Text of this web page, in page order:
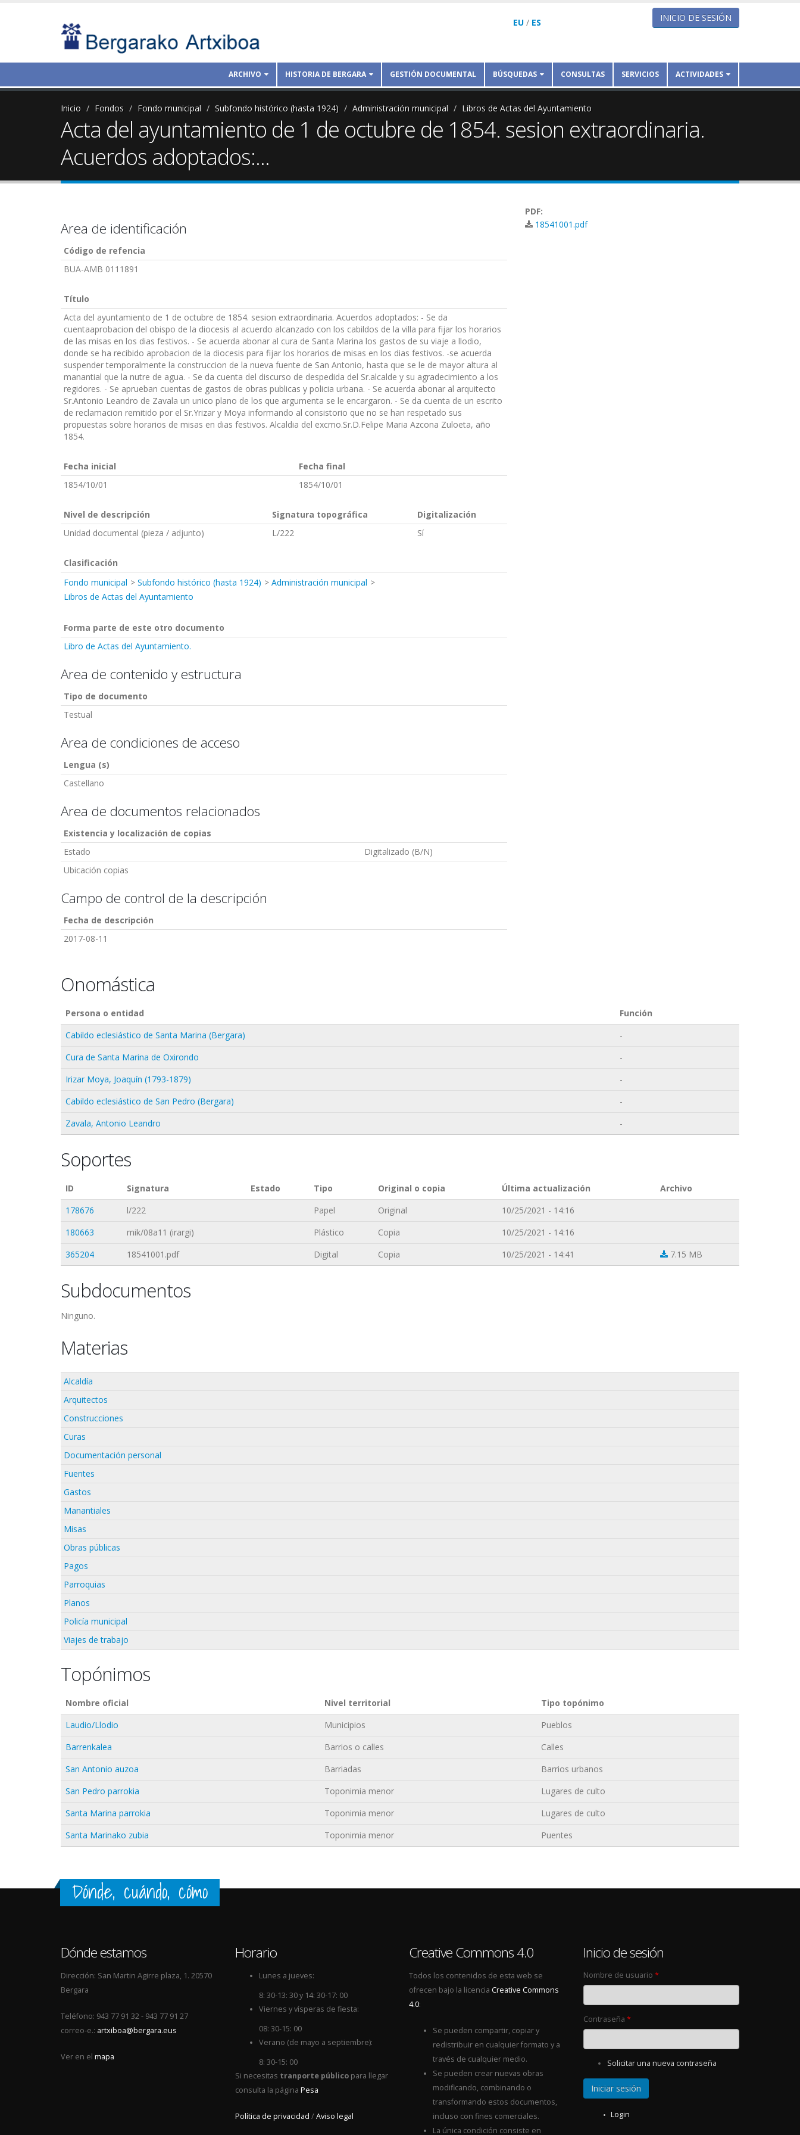
EU / ES INICIO DE SESIÓN
ARCHIVO HISTORIA DE BERGARA GESTIÓN DOCUMENTAL BÚSQUEDAS CONSULTAS SERVICIOS ACTIVIDADES
Inicio Fondos Fondo municipal Subfondo histórico (hasta 1924) Administración municipal Libros de Actas del Ayuntamiento
Acta del ayuntamiento de 1 de octubre de 1854. sesion extraordinaria.
Acuerdos adoptados:...
Area de identificación
Código de refencia
BUA-AMB 0111891
Título
Acta del ayuntamiento de 1 de octubre de 1854. sesion extraordinaria. Acuerdos adoptados: - Se da
cuentaaprobacion del obispo de la diocesis al acuerdo alcanzado con los cabildos de la villa para fijar los horarios
de las misas en los dias festivos. - Se acuerda abonar al cura de Santa Marina los gastos de su viaje a llodio,
donde se ha recibido aprobacion de la diocesis para fijar los horarios de misas en los dias festivos. -se acuerda
suspender temporalmente la construccion de la nueva fuente de San Antonio, hasta que se le de mayor altura al
manantial que la nutre de agua. - Se da cuenta del discurso de despedida del Sr.alcalde y su agradecimiento a los
regidores. - Se aprueban cuentas de gastos de obras publicas y policia urbana. - Se acuerda abonar al arquitecto
Sr.Antonio Leandro de Zavala un unico plano de los que argumenta se le encargaron. - Se da cuenta de un escrito
de reclamacion remitido por el Sr.Yrizar y Moya informando al consistorio que no se han respetado sus
propuestas sobre horarios de misas en dias festivos. Alcaldia del excmo.Sr.D.Felipe Maria Azcona Zuloeta, año
1854.
Fecha inicial
Fecha final
1854/10/01
1854/10/01
Nivel de descripción Signatura topográfica
Digitalización
Unidad documental (pieza / adjunto)
L/222 Sí
Clasificación
Fondo municipal
Subfondo histórico (hasta 1924)
Administración municipal
Libros de Actas del Ayuntamiento
Forma parte de este otro documento
Libro de Actas del Ayuntamiento.
Area de contenido y estructura
Tipo de documento
Testual
Area de condiciones de acceso
Lengua (s)
Castellano
Area de documentos relacionados
Existencia y localización de copias
Estado
Digitalizado (B/N)
Ubicación copias
Campo de control de la descripción
Fecha de descripción
2017-08-11
PDF:
18541001.pdf
Onomástica
Persona o entidad
Función
Cabildo eclesiástico de Santa Marina (Bergara)
-
Cura de Santa Marina de Oxirondo
-
Irizar Moya, Joaquín (1793-1879)
-
Cabildo eclesiástico de San Pedro (Bergara)
-
Zavala, Antonio Leandro
-
Soportes
ID Signatura Estado Tipo Original o copia Última actualización
Archivo
178676
l/222 Papel Original
10/25/2021 - 14:16
180663
mik/08a11 (irargi) Plástico Copia
10/25/2021 - 14:16
365204
18541001.pdf Digital Copia 10/25/2021 - 14:41 7.15 MB
Subdocumentos
Ninguno.
Materias
Alcaldía
Arquitectos
Construcciones
Curas
Documentación personal
Fuentes
Gastos
Manantiales
Misas
Obras públicas
Pagos
Parroquias
Planos
Policía municipal
Viajes de trabajo
Topónimos
Nombre oficial Nivel territorial
Tipo topónimo
Laudio/Llodio
Municipios
Pueblos
Barrenkalea
Barrios o calles
Calles
San Antonio auzoa
Barriadas
Barrios urbanos
San Pedro parrokia
Toponimia menor
Lugares de culto
Santa Marina parrokia
Toponimia menor
Lugares de culto
Santa Marinako zubia
Toponimia menor Puentes
Dónde, cuándo, cómo
Dónde estamos
Dirección: San Martin Agirre plaza, 1. 20570
Bergara
Teléfono: 943 77 91 32 - 943 77 91 27
correo-e.: artxiboa@bergara.eus
Ver en el mapa
Horario
Lunes a jueves:
8: 30-13: 30 y 14: 30-17: 00
Viernes y vísperas de fiesta:
08: 30-15: 00
Verano (de mayo a septiembre):
8: 30-15: 00
Si necesitas tranporte públicopara llegar
consulta la página Pesa
Política de privacidad /Aviso legal
Creative Commons 4.0
Todos los contenidos de esta web se
ofrecen bajo la licencia Creative Commons
4.0:
Se pueden compartir, copiar y
redistribuir en cualquier formato y a
través de cualquier medio.
Se pueden crear nuevas obras
modificando, combinando o
transformando estos documentos,
incluso con fines comerciales.
La única condición consiste en
Inicio de sesión
Nombre de usuario *
Contraseña *
Solicitar una nueva contraseña
Login